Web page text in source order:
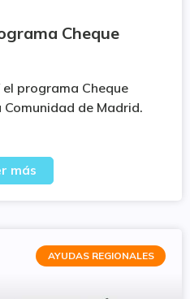
Cheque
el programa Cheque
Comunidad de Madrid.
más
AYUDAS REGIONALES